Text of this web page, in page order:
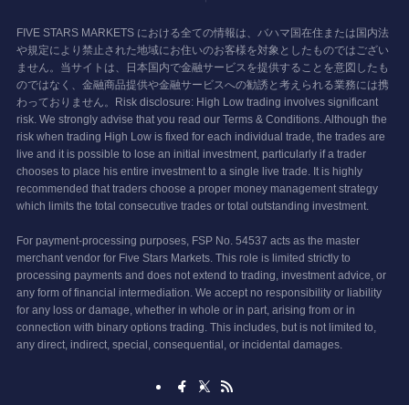
FIVE STARS MARKETS における全ての情報は、バハマ国在住または国内法
や規定により禁止された地域にお住いのお客様を対象としたものではござい
ません。当サイトは、日本国内で金融サービスを提供することを意図したも
のではなく、金融商品提供や金融サービスへの勧誘と考えられる業務には携
わっておりません。Risk disclosure: High Low trading involves significant
risk. We strongly advise that you read our Terms & Conditions. Although the
risk when trading High Low is fixed for each individual trade, the trades are
live and it is possible to lose an initial investment, particularly if a trader
chooses to place his entire investment to a single live trade. It is highly
recommended that traders choose a proper money management strategy
which limits the total consecutive trades or total outstanding investment.
For payment-processing purposes, FSP No. 54537 acts as the master
merchant vendor for Five Stars Markets. This role is limited strictly to
processing payments and does not extend to trading, investment advice, or
any form of financial intermediation. We accept no responsibility or liability
for any loss or damage, whether in whole or in part, arising from or in
connection with binary options trading. This includes, but is not limited to,
any direct, indirect, special, consequential, or incidental damages.